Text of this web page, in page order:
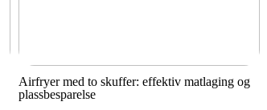
Airfryer med to skuffer: effektiv matlaging og
plassbesparelse